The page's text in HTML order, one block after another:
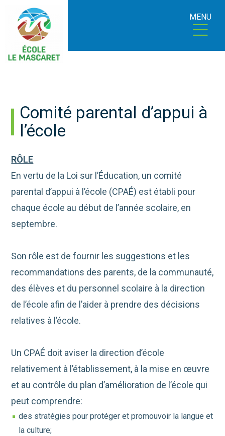
MENU
Comité parental d’appui à
l’école
RÔLE
En vertu de la Loi sur l’Éducation, un comité
parental d’appui à l’école (CPAÉ) est établi pour
chaque école au début de l’année scolaire, en
septembre.
Son rôle est de fournir les suggestions et les
recommandations des parents, de la communauté,
des élèves et du personnel scolaire à la direction
de l’école afin de l’aider à prendre des décisions
relatives à l’école.
Un CPAÉ doit aviser la direction d’école
relativement à l’établissement, à la mise en œuvre
et au contrôle du plan d’amélioration de l’école qui
peut comprendre:
des stratégies pour protéger et promouvoir la langue et
la culture;